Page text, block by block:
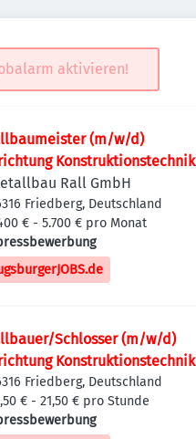
aktivieren!
(m/w/d)
Konstruktionstechnik
Rall GmbH
Friedberg, Deutschland
€ - 5.700 € pro Monat
Schlosser (m/w/d)
Konstruktionstechnik
Friedberg, Deutschland
€ - 21,50 € pro Stunde